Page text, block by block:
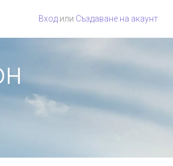
Вход или Създаване на акаунт